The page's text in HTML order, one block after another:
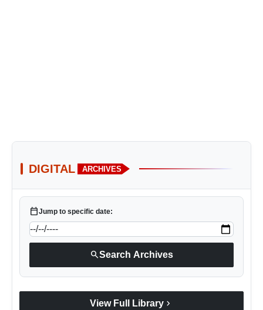
DIGITAL ARCHIVES
calendar_todayJump to specific date:
searchSearch Archives
View Full Library chevron_right